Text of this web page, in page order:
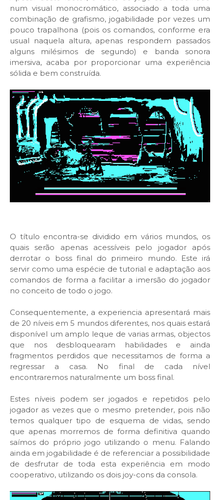
num visual monocromático, associado a toda uma
combinação de grafismo, jogabilidade por vezes um
pouco trapalhona (pois os comandos, conforme era
usual naquela altura, apenas respondem passados
alguns milésimos de segundo) e banda sonora
imersiva, acaba por proporcionar uma experiência
sólida e bem construída.
O título encontra-se dividido em vários mundos, os
quais serão apenas acessíveis pelo jogador após
derrotar o boss final do primeiro mundo. Este irá
servir como uma espécie de tutorial e adaptação aos
comandos de forma a facilitar a imersão do jogador
no conceito de todo o jogo.
Consequentemente, a experiencia apresentará mais
de 20 níveis em 5 mundos diferentes, nos quais estará
disponível um amplo leque de varias armas, objectos
que nos desbloquearam habilidades e ainda
fragmentos perdidos que necessitamos de forma a
regressar a casa. No final de cada nível
encontraremos naturalmente um boss final.
Estes níveis podem ser jogados e repetidos pelo
jogador as vezes que o mesmo pretender, pois não
temos qualquer tipo de esquema de vidas, sendo
que apenas morremos de forma definitiva quando
saímos do próprio jogo utilizando o menu. Falando
ainda em jogabilidade é de referenciar a possibilidade
de desfrutar de toda esta experiência em modo
cooperativo, utilizando os dois joy-cons da consola.